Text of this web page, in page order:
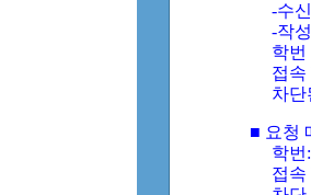
-수
-작
학번
접속
차단
■ 요청
학번
접속